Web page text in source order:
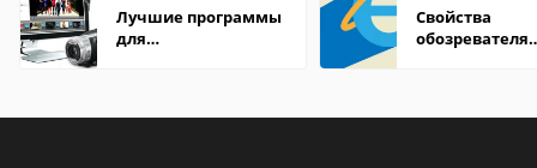
Лучшие программы
для
Свойства
обозревателя